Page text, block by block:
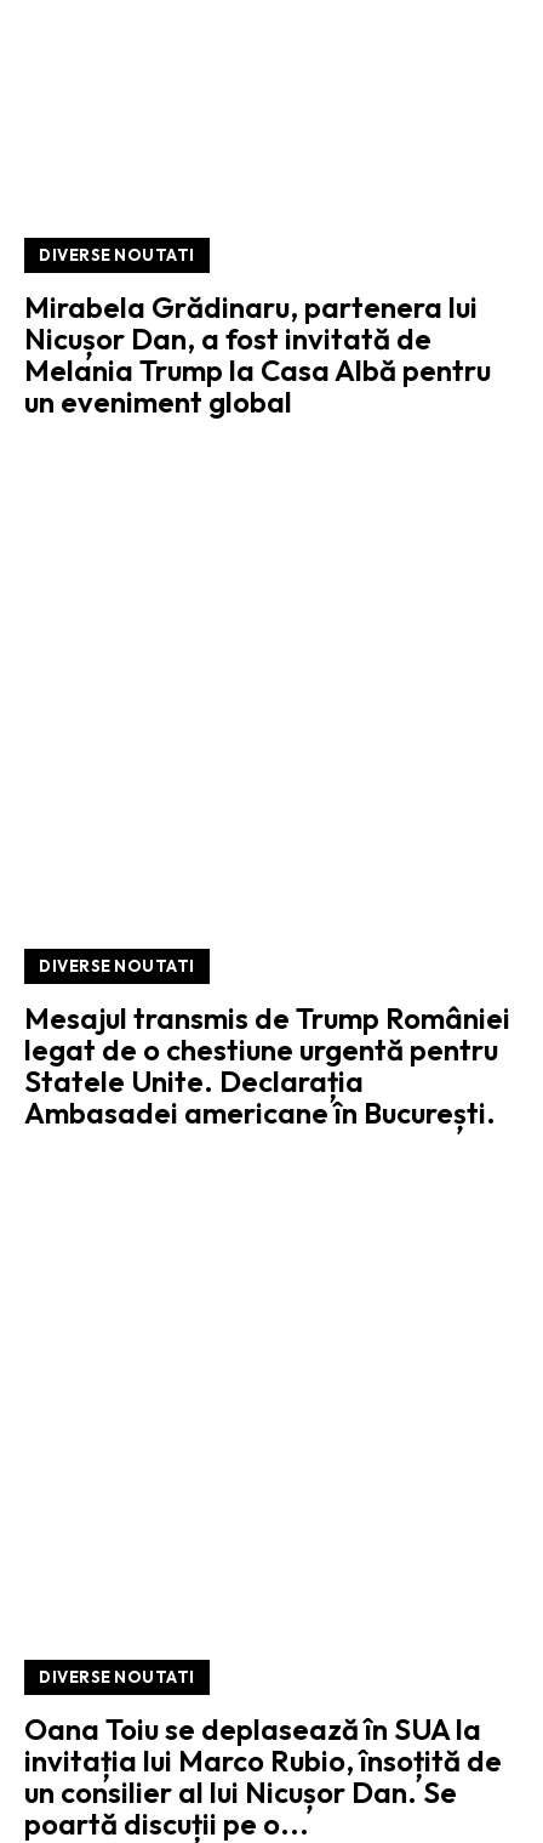
DIVERSE NOUTATI
Mirabela Grădinaru, partenera lui
Nicușor Dan, a fost invitată de
Melania Trump la Casa Albă pentru
un eveniment global
DIVERSE NOUTATI
Mesajul transmis de Trump României
legat de o chestiune urgentă pentru
Statele Unite. Declarația
Ambasadei americane în București.
DIVERSE NOUTATI
Oana Toiu se deplasează în SUA la
invitația lui Marco Rubio, însoțită de
un consilier al lui Nicușor Dan. Se
poartă discuții pe o...